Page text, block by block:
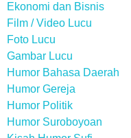
Ekonomi dan Bisnis
Film / Video Lucu
Foto Lucu
Gambar Lucu
Humor Bahasa Daerah
Humor Gereja
Humor Politik
Humor Suroboyoan